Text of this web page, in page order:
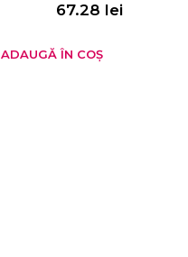
67.28 lei
ADAUGĂ ÎN COȘ